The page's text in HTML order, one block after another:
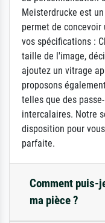
Meisterdrucke est
permet de
vos spécifications :
taille de l'image,
ajoutez un vitrage
proposons
telles que des
intercalaires. Notre
disposition pour
parfaite.
Comment puis-
ma pièce ?